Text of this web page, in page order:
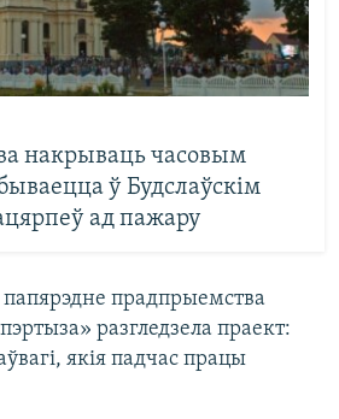
накрываць часовым
ў Будслаўскім
ад пажару
прадпрыемства
разгледзела праект:
якія падчас працы